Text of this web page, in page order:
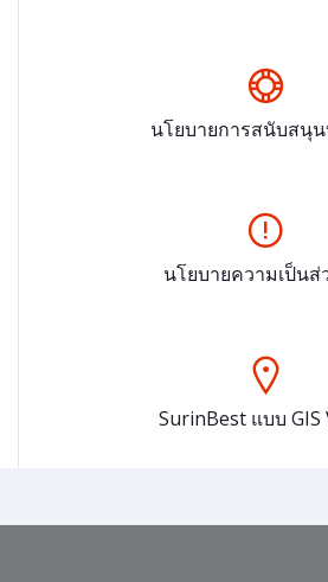
นโยบายการสนับสนุ
นโยบายความเป็นส่
SurinBest แบบ GIS